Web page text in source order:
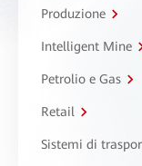
Produzione
Intelligent Mine
Petrolio e Gas
Retail
Sistemi di